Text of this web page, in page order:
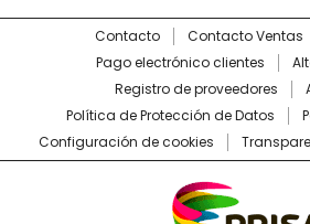
Contacto Contacto Ventas
Pago electrónico clientes
Registro de proveedores
Política de Protección de Datos
Configuración de cookies